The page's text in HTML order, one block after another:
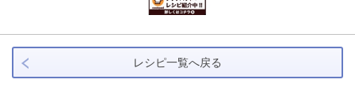
レシピ一覧へ戻る